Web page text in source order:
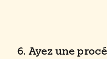
6. Ayez une